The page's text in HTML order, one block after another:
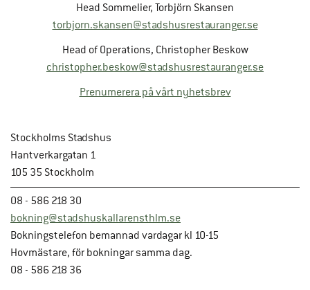
Head Sommelier, Torbjörn Skansen
torbjorn.skansen@stadshusrestauranger.se
Head of Operations, Christopher Beskow
christopher.beskow@stadshusrestauranger.se
Prenumerera på vårt nyhetsbrev
Stockholms Stadshus
Hantverkargatan 1
105 35 Stockholm
08 - 586 218 30
bokning@stadshuskallarensthlm.se
Bokningstelefon bemannad vardagar kl 10-15
Hovmästare, för bokningar samma dag.
08 - 586 218 36